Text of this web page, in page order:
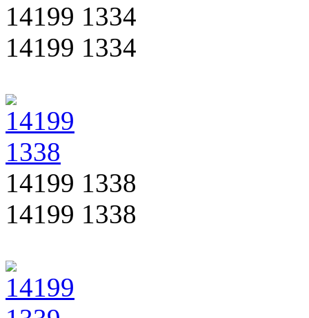
14199 1334
14199 1334
14199 1338
14199 1338